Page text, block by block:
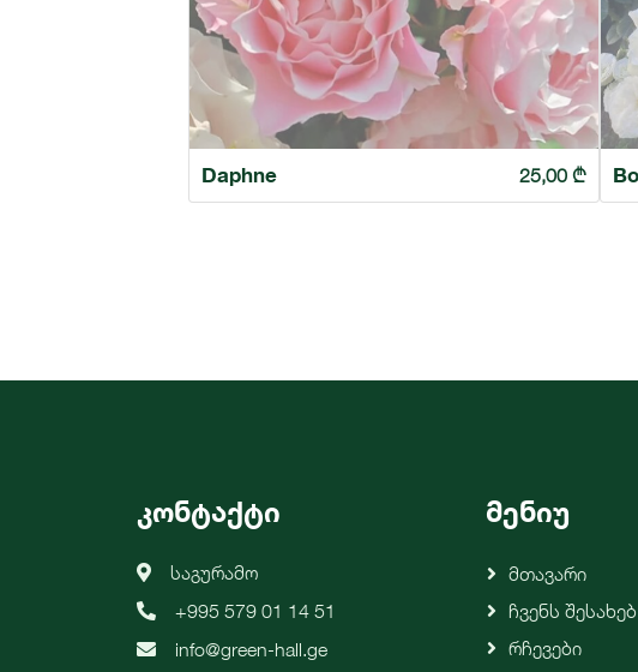
Daphne 25,00₾
კონტაქტი
საგურამო
+995 579 01 14 51
info@green-hall.ge
მენიუ
Მთავარი
Ჩვენს Შესახებ
Რჩევები